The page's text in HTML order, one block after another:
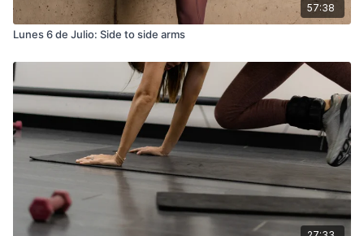
57:38
Lunes 6 de Julio: Side to side arms